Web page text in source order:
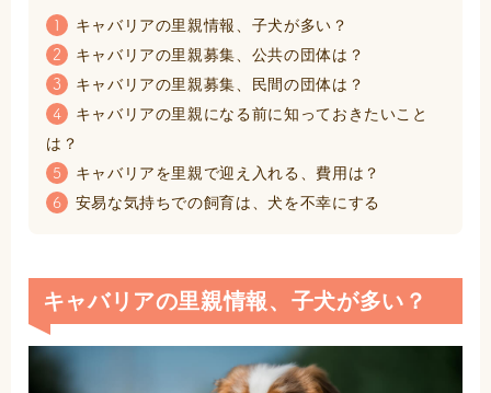
1 キャバリアの里親情報、子犬が多い？
2 キャバリアの里親募集、公共の団体は？
3 キャバリアの里親募集、民間の団体は？
4
キャバリアの里親になる前に知っておきたいこと
は？
5 キャバリアを里親で迎え入れる、費用は？
6 安易な気持ちでの飼育は、犬を不幸にする
キャバリアの里親情報、子犬が多い？